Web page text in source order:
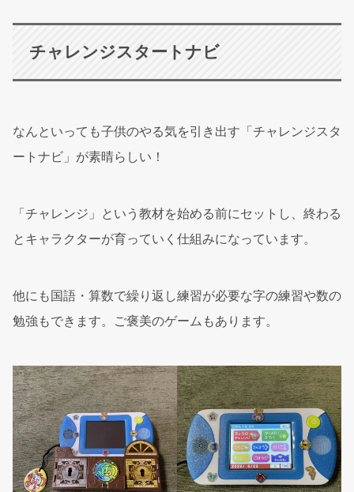
チャレンジスタートナビ
なんといっても子供のやる気を引き出す「チャレンジスタ
ートナビ」が素晴らしい！
「チャレンジ」という教材を始める前にセットし、終わる
とキャラクターが育っていく仕組みになっています。
他にも国語・算数で繰り返し練習が必要な字の練習や数の
勉強もできます。ご褒美のゲームもあります。